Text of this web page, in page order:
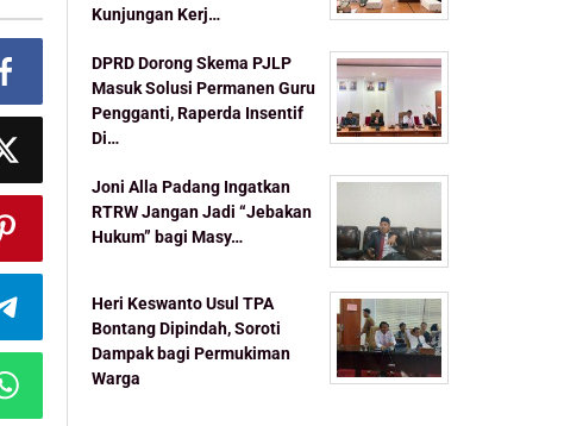
Kunjungan Kerj…
DPRD Dorong Skema PJLP
Masuk Solusi Permanen Guru
Pengganti, Raperda Insentif
Di…
Joni Alla Padang Ingatkan
RTRW Jangan Jadi “Jebakan
Hukum” bagi Masy…
Heri Keswanto Usul TPA
Bontang Dipindah, Soroti
Dampak bagi Permukiman
Warga